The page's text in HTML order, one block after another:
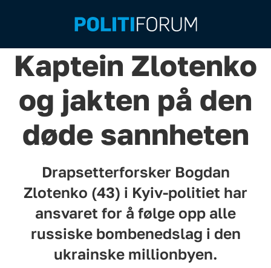
Kaptein Zlotenko
og jakten på den
døde sannheten
Drapsetterforsker Bogdan
Zlotenko (43) i Kyiv-politiet har
ansvaret for å følge opp alle
russiske bombenedslag i den
ukrainske millionbyen.